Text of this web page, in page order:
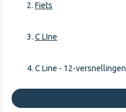
Fiets
C LIne
C Line - 12-versnellingen